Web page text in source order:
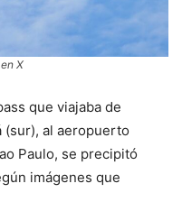
X
que viajaba de
(sur), al aeropuerto
Paulo, se precipitó
imágenes que